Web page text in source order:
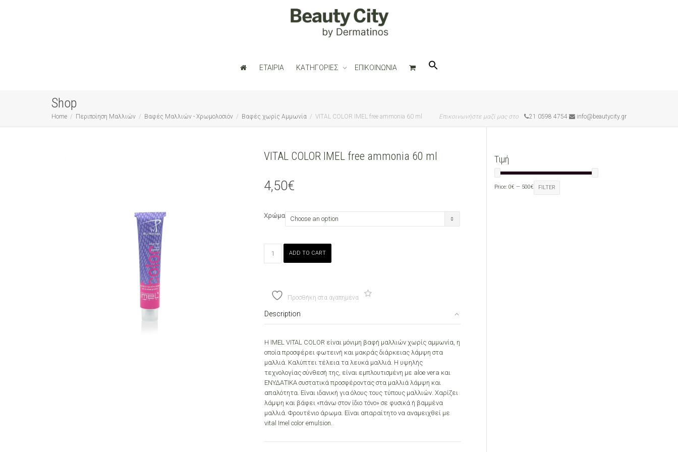
ΕΤΑΙΡΙΑ ΚΑΤΗΓΟΡΙΕΣ ΕΠΙΚΟΙΝΩΝΙΑ
Shop
Home Περιποίηση Μαλλιών Βαφές Μαλλιών - Χρωμολοσιόν Βαφές χωρίς Αμμωνία VITAL COLOR IMEL free ammonia 60 ml Επικοινωνήστε μαζί μας στο 21 0598 4754 info@beautycity.gr
VITAL COLOR IMEL free ammonia 60 ml
4,50€
Χρώμα
COLOR
quantity
ADD TO CART
Προσθήκη στα αγαπημένα
Description
Η IMEL VITAL COLOR είναι μόνιμη βαφή μαλλιών χωρίς αμμωνία, η
οποία προσφέρει φωτεινή και μακράς διάρκειας λάμψη στα
μαλλιά. Καλύπτει τέλεια τα λευκά μαλλιά. Η υψηλής
τεχνολογίας σύνθεσή της, είναι εμπλουτισμένη με aloe vera και
ΕΝΥΔΑΤΙΚΑ συστατικά προσφέροντας στα μαλλιά λάμψη και
απαλότητα. Είναι ιδανική για όλους τους τύπους μαλλιών. Χαρίζει
λάμψη και βάφει «πάνω στον ίδιο τόνο» σε φυσικά ή βαμμένα
μαλλιά. Φρουτένιο άρωμα. Είναι απαραίτητο να αναμειχθεί με
vital Imel color emulsion.
Τιμή
FILTER
Price: 0€ — 500€